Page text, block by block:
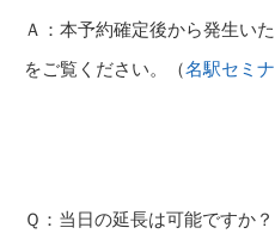
Ａ：本予約確定後から発生い
をご覧ください。（名駅セミ
Ｑ：当日の延長は可能ですか？